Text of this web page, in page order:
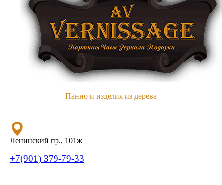
Панно и изделия из дерева
Ленинский пр., 101ж
+7(901) 379-79-33